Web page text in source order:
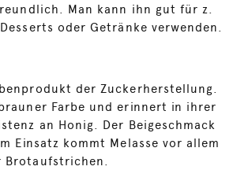
Man kann ihn gut für z.
oder Getränke verwenden.
der Zuckerherstellung.
Farbe und erinnert in ihrer
an Honig. Der Beigeschmack
Einsatz kommt Melasse vor allem
Brotaufstrichen.